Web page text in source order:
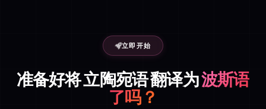
立即开始
准备好将 立陶宛语 翻译为波斯语
了吗？